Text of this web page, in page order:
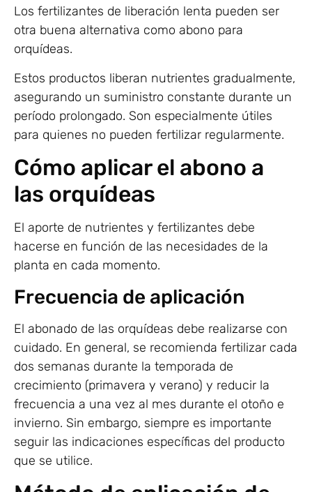
Los fertilizantes de liberación lenta pueden ser
otra buena alternativa como abono para
orquídeas.
Estos productos liberan nutrientes gradualmente,
asegurando un suministro constante durante un
período prolongado. Son especialmente útiles
para quienes no pueden fertilizar regularmente.
Cómo aplicar el abono a
las orquídeas
El aporte de nutrientes y fertilizantes debe
hacerse en función de las necesidades de la
planta en cada momento.
Frecuencia de aplicación
El abonado de las orquídeas debe realizarse con
cuidado. En general, se recomienda fertilizar cada
dos semanas durante la temporada de
crecimiento (primavera y verano) y reducir la
frecuencia a una vez al mes durante el otoño e
invierno. Sin embargo, siempre es importante
seguir las indicaciones específicas del producto
que se utilice.